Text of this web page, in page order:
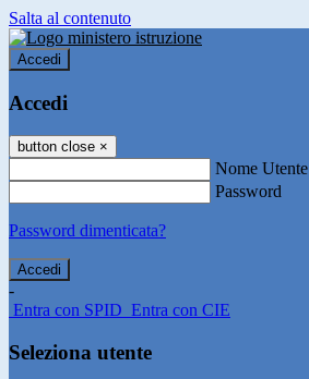
Salta al contenuto
Accedi
Accedi
button close ×
Nome Utente
Password
Password dimenticata?
-
Entra con SPID Entra con CIE
Seleziona utente